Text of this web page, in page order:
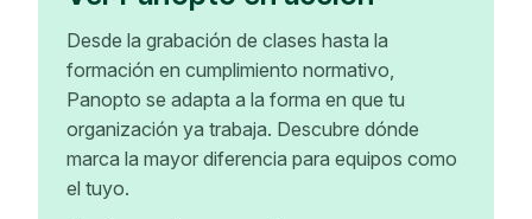
Desde la grabación de clases hasta la
formación en cumplimiento normativo,
Panopto se adapta a la forma en que tu
organización ya trabaja. Descubre dónde
marca la mayor diferencia para equipos como
el tuyo.